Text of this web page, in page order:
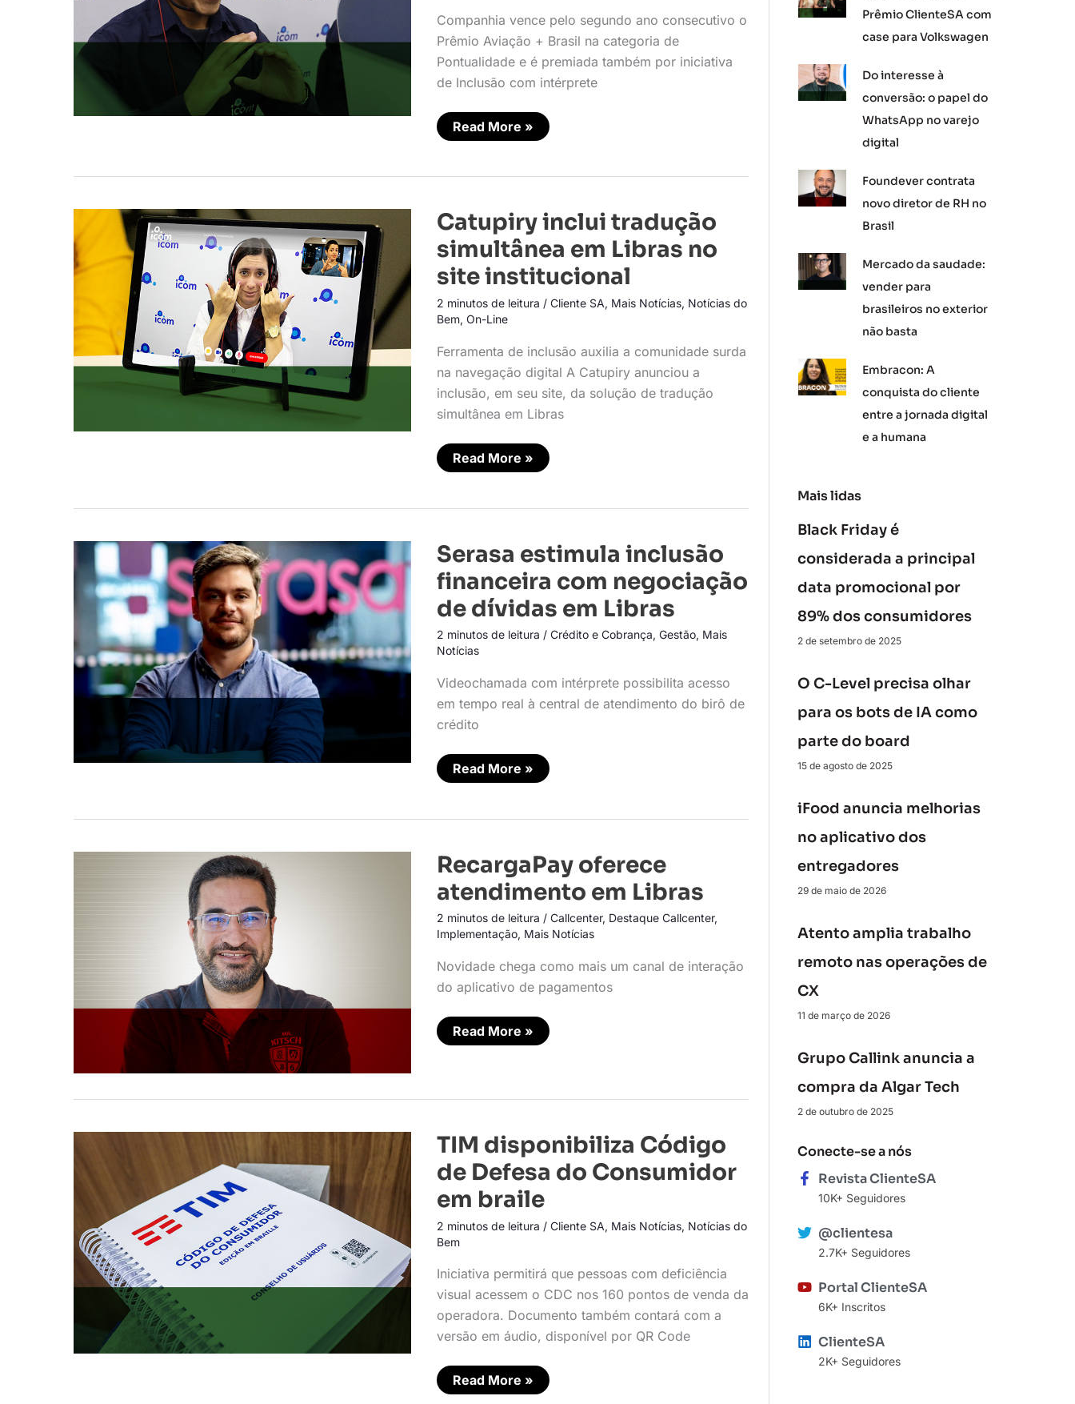
Companhia vence pelo segundo ano consecutivo o
Prêmio Aviação + Brasil na categoria de
Pontualidade e é premiada também por iniciativa
de Inclusão com intérprete
cliente
Read More »
Catupiry inclui tradução
simultânea em Libras no
site institucional
2 minutos de leitura / Cliente SA, Mais Notícias, Notícias do
Bem, On-Line
Ferramenta de inclusão auxilia a comunidade surda
na navegação digital A Catupiry anunciou a
inclusão, em seu site, da solução de tradução
simultânea em Libras
Catupiry
inclui
tradução
simultânea
em
Libras
site
institucional
Read More »
Serasa estimula inclusão
financeira com negociação
de dívidas em Libras
2 minutos de leitura / Crédito e Cobrança, Gestão, Mais
Notícias
Videochamada com intérprete possibilita acesso
em tempo real à central de atendimento do birô de
crédito
Serasa
estimula
financeira
negociação
dívidas
em
Read More »
RecargaPay oferece
atendimento em Libras
2 minutos de leitura / Callcenter, Destaque Callcenter,
Implementação, Mais Notícias
Novidade chega como mais um canal de interação
do aplicativo de pagamentos
RecargaPay
oferece
atendimento
em
Read More »
TIM disponibiliza Código
de Defesa do Consumidor
em braile
2 minutos de leitura / Cliente SA, Mais Notícias, Notícias do
Bem
Iniciativa permitirá que pessoas com deficiência
visual acessem o CDC nos 160 pontos de venda da
operadora. Documento também contará com a
versão em áudio, disponível por QR Code
TIM
disponibiliza
Código
de
Defesa
do
em
braile
Read More »
Prêmio ClienteSA com
case para Volkswagen
Do interesse à
conversão: o papel do
WhatsApp no varejo
digital
Foundever contrata
novo diretor de RH no
Brasil
Mercado da saudade:
vender para
brasileiros no exterior
não basta
Embracon: A
conquista do cliente
entre a jornada digital
e a humana
Mais lidas
Black Friday é
considerada a principal
data promocional por
89% dos consumidores
2 de setembro de 2025
O C-Level precisa olhar
para os bots de IA como
parte do board
15 de agosto de 2025
iFood anuncia melhorias
no aplicativo dos
entregadores
29 de maio de 2026
Atento amplia trabalho
remoto nas operações de
CX
11 de março de 2026
Grupo Callink anuncia a
compra da Algar Tech
2 de outubro de 2025
Conecte-se a nós
Revista ClienteSA
10K+ Seguidores
@clientesa
2.7K+ Seguidores
Portal ClienteSA
6K+ Inscritos
ClienteSA
2K+ Seguidores